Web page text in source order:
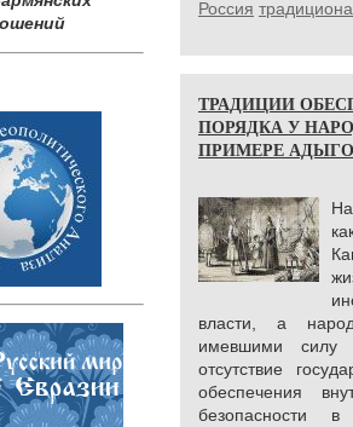
Россия
ТРАДИЦИИ
ПОРЯДКА У
ПРИМЕРЕ
власти, а
имевшими силу
отсутствие
обеспечения
безопасности